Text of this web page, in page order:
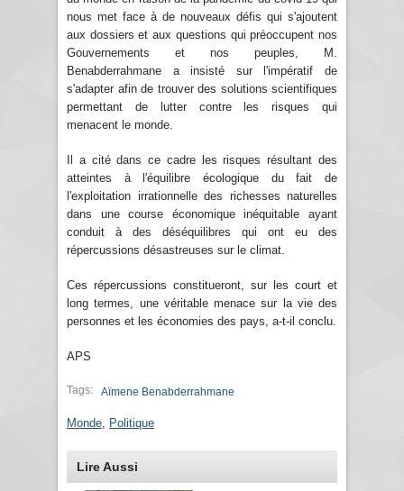
nous met face à de nouveaux défis qui s'ajoutent
aux dossiers et aux questions qui préoccupent nos
Gouvernements et nos peuples, M.
Benabderrahmane a insisté sur l'impératif de
s'adapter afin de trouver des solutions scientifiques
permettant de lutter contre les risques qui
menacent le monde.
Il a cité dans ce cadre les risques résultant des
atteintes à l'équilibre écologique du fait de
l'exploitation irrationnelle des richesses naturelles
dans une course économique inéquitable ayant
conduit à des déséquilibres qui ont eu des
répercussions désastreuses sur le climat.
Ces répercussions constitueront, sur les court et
long termes, une véritable menace sur la vie des
personnes et les économies des pays, a-t-il conclu.
APS
Tags: Aïmene Benabderrahmane
Monde Politique
Lire Aussi